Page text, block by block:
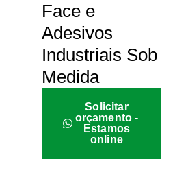
Face e
Adesivos
Industriais Sob
Medida
Solicitar
orçamento -
Estamos
online